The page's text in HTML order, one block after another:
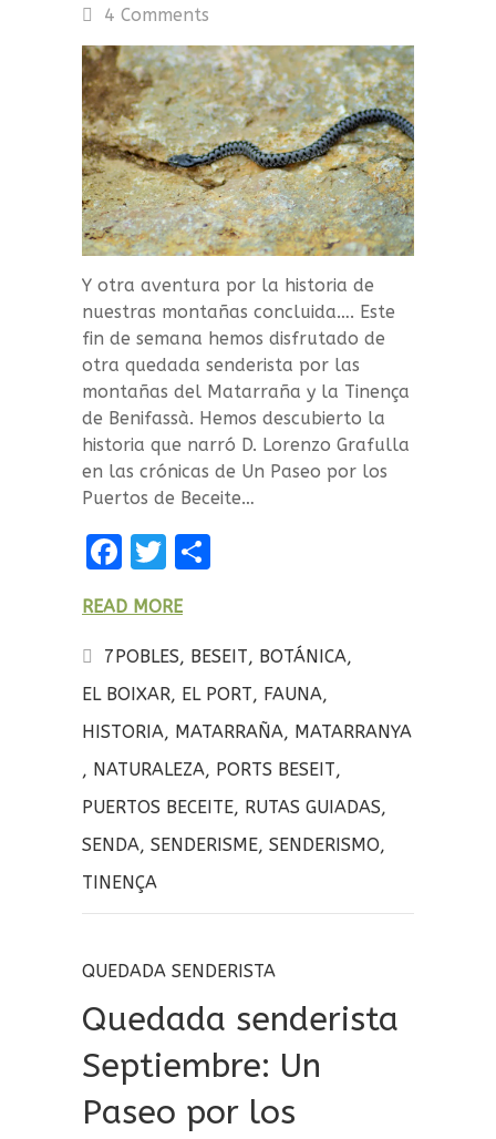
4 Comments
Y otra aventura por la historia de
nuestras montañas concluida…. Este
fin de semana hemos disfrutado de
otra quedada senderista por las
montañas del Matarraña y la Tinença
de Benifassà. Hemos descubierto la
historia que narró D. Lorenzo Grafulla
en las crónicas de Un Paseo por los
Puertos de Beceite…
F
ce
b
o
o
k
T
it
te
r
p
a
rt
ir
READ MORE
7POBLES, BESEIT, BOTÁNICA,
EL BOIXAR, EL PORT, FAUNA,
HISTORIA, MATARRAÑA, MATARRANYA
, NATURALEZA, PORTS BESEIT,
PUERTOS BECEITE, RUTAS GUIADAS,
SENDA, SENDERISME, SENDERISMO,
TINENÇA
QUEDADA SENDERISTA
Quedada senderista
Septiembre: Un
Paseo por los